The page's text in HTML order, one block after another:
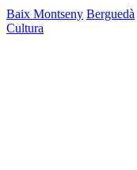
Baix Montseny Berguedà
Cultura